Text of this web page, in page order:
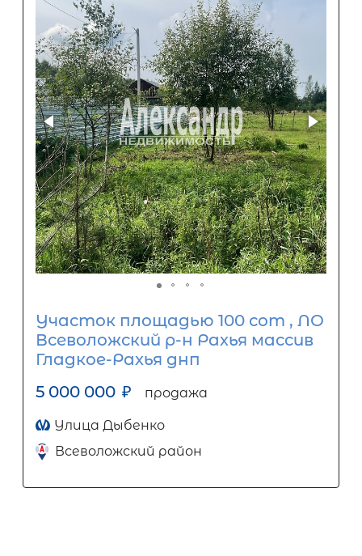
Участок площадью 100 сот , ЛО
Всеволожский р-н Рахья массив
Гладкое-Рахья днп
5 000 000 ₽ продажа
Улица Дыбенко
Всеволожский район